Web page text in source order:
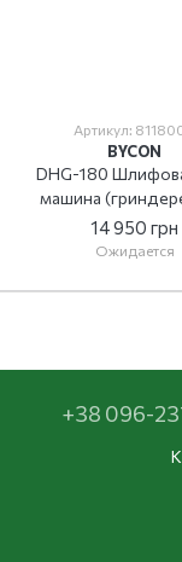
Артикул:
BYCON
DHG-180
машина
бетону
14 950 грн
Ожидается
+38 096-